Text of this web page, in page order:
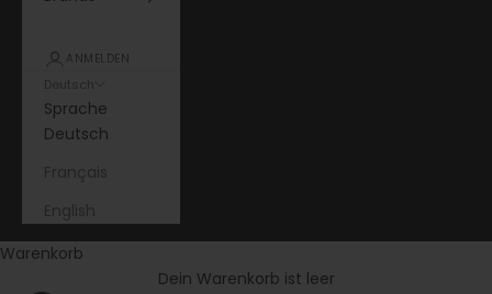
ANMELDEN
Deutsch
Sprache
Deutsch
Français
English
Warenkorb
Dein Warenkorb ist leer